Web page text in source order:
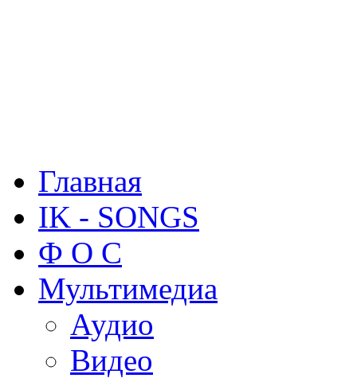
Главная
IK - SONGS
Ф О С
Мультимедиа
Аудио
Видео